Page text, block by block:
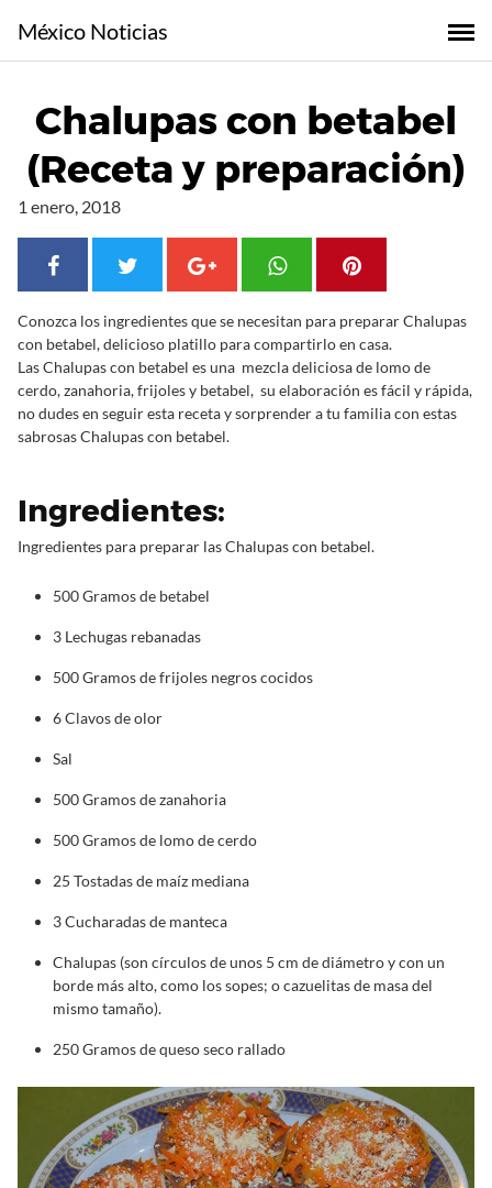
l
México Noticias
Chalupas con betabel
(Receta y preparación)
1 enero, 2018
Conozca los ingredientes que se necesitan para preparar Chalupas
con betabel, delicioso platillo para compartirlo en casa.
Las Chalupas con betabel es una mezcla deliciosa de lomo de
cerdo, zanahoria, frijoles y betabel, su elaboración es fácil y rápida,
no dudes en seguir esta receta y sorprender a tu familia con estas
sabrosas Chalupas con betabel.
Ingredientes:
Ingredientes para preparar las Chalupas con betabel.
500 Gramos de betabel
3 Lechugas rebanadas
500 Gramos de frijoles negros cocidos
6 Clavos de olor
Sal
500 Gramos de zanahoria
500 Gramos de lomo de cerdo
25 Tostadas de maíz mediana
3 Cucharadas de manteca
Chalupas (son círculos de unos 5 cm de diámetro y con un
borde más alto, como los sopes; o cazuelitas de masa del
mismo tamaño).
250 Gramos de queso seco rallado